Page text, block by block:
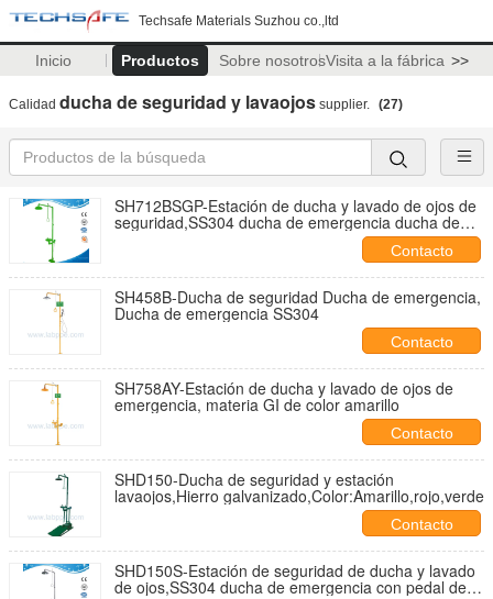
Techsafe Materials Suzhou co.,ltd
Inicio Productos Sobre nosotrosVisita a la fábrica >>
Calidad ducha de seguridad y lavaojos supplier. (27)
SH712BSGP-Estación de ducha y lavado de ojos de
seguridad,SS304 ducha de emergencia ducha de
Contacto
SH458B-Ducha de seguridad Ducha de emergencia,
Ducha de emergencia SS304
Contacto
SH758AY-Estación de ducha y lavado de ojos de
emergencia, materia GI de color amarillo
Contacto
SHD150-Ducha de seguridad y estación
lavaojos,Hierro galvanizado,Color:Amarillo,rojo,verde
Contacto
SHD150S-Estación de seguridad de ducha y lavado
de ojos,SS304 ducha de emergencia con pedal de